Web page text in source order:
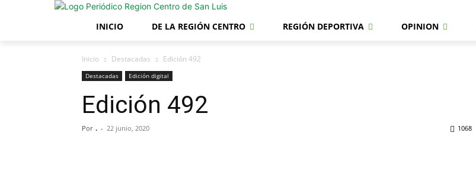
INICIO DE LA REGIÓN CENTRO REGIÓN DEPORTIVA OPINION
Inicio Destacadas Edición 492
Destacadas Edición digital
Edición 492
Por . - 22 junio, 2020 1068